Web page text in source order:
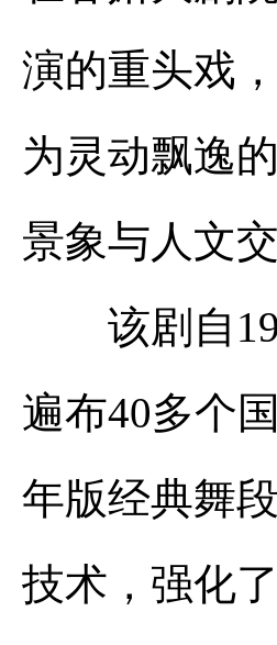
演的重头戏
为灵动飘逸
景象与人文
该剧自
遍布40多个
年版经典舞
技术，强化